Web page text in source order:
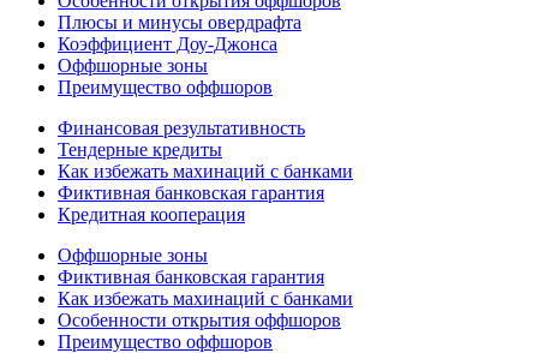
Плюсы и минусы овердрафта
Коэффициент Доу-Джонса
Оффшорные зоны
Преимущество оффшоров
Финансовая результативность
Тендерные кредиты
Как избежать махинаций с банками
Фиктивная банковская гарантия
Кредитная кооперация
Оффшорные зоны
Фиктивная банковская гарантия
Как избежать махинаций с банками
Особенности открытия оффшоров
Преимущество оффшоров